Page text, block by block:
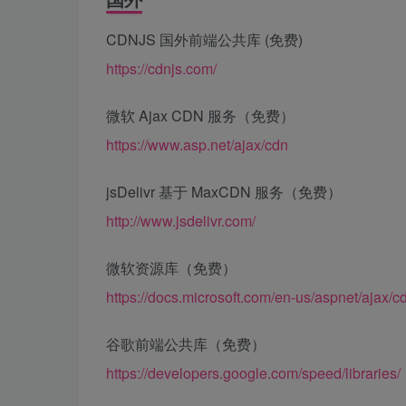
CDNJS 国外前端公共库 (免费)
https://cdnjs.com/
微软 Ajax CDN 服务（免费）
https://www.asp.net/ajax/cdn
jsDelivr 基于 MaxCDN 服务（免费）
http://www.jsdelivr.com/
微软资源库（免费）
https://docs.microsoft.com/en-us/aspnet/ajax/
谷歌前端公共库（免费）
https://developers.google.com/speed/libraries/